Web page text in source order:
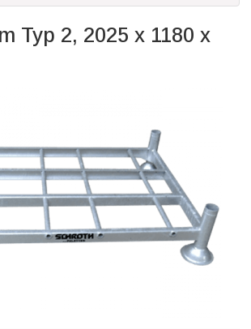
Typ 2, 2025 x 1180 x